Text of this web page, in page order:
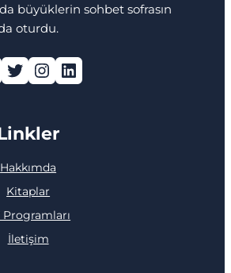
büyüklerin sohbet sofrasın
oturdu.
Twitter Instagram LinkedIn
Hakkımda
Kitaplar
Programları
İletişim